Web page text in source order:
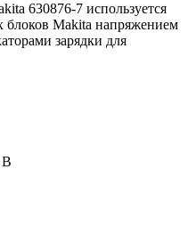
630876-7 используется
блоков Makita напряжением
зарядки для
В